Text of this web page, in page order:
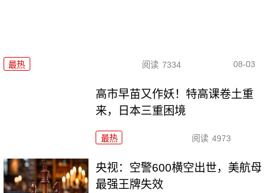
最热 阅读 7334 08-03
高市早苗又作妖！特高课卷土重
来，日本三重困境
最热 阅读 4973
央视：空警600横空出世，美航母
最强王牌失效